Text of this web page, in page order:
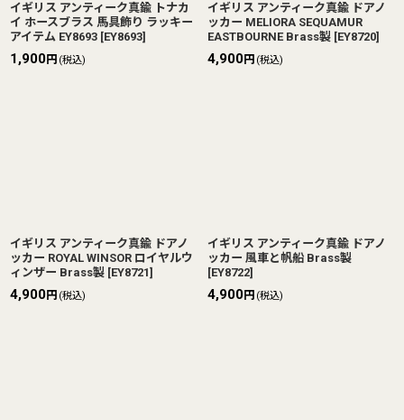
イギリス アンティーク真鍮 トナカ
イ ホースブラス 馬具飾り ラッキー
アイテム EY8693 [EY8693]
1,900円 (税込)
イギリス アンティーク真鍮 ドアノ
ッカー MELIORA SEQUAMUR
EASTBOURNE Brass製 [EY8720]
4,900円 (税込)
イギリス アンティーク真鍮 ドアノ
ッカー ROYAL WINSOR ロイヤルウ
ィンザー Brass製 [EY8721]
4,900円 (税込)
イギリス アンティーク真鍮 ドアノ
ッカー 風車と帆船 Brass製
[EY8722]
4,900円 (税込)